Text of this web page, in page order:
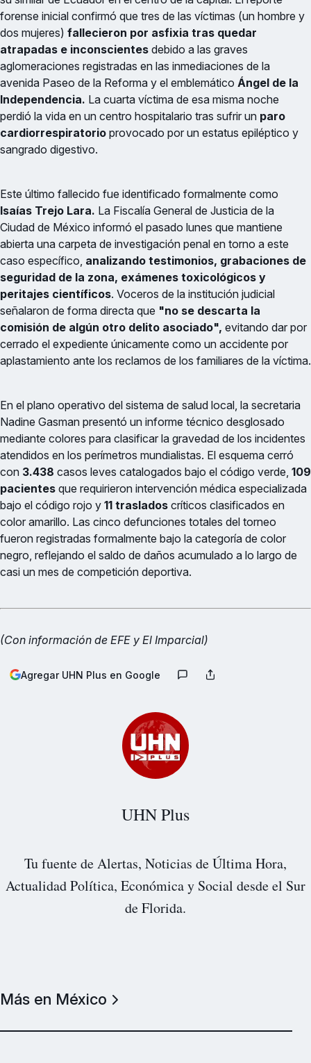
forense inicial confirmó que tres de las víctimas (un hombre y
dos mujeres) fallecieron por asfixia tras quedar
atrapadas e inconscientes debido a las graves
aglomeraciones registradas en las inmediaciones de la
avenida Paseo de la Reforma y el emblemático Ángel de la
Independencia. La cuarta víctima de esa misma noche
perdió la vida en un centro hospitalario tras sufrir un paro
cardiorrespiratorio provocado por un estatus epiléptico y
sangrado digestivo.
Este último fallecido fue identificado formalmente como
Isaías Trejo Lara. La Fiscalía General de Justicia de la
Ciudad de México informó el pasado lunes que mantiene
abierta una carpeta de investigación penal en torno a este
caso específico, analizando testimonios, grabaciones de
seguridad de la zona, exámenes toxicológicos y
peritajes científicos. Voceros de la institución judicial
señalaron de forma directa que "no se descarta la
comisión de algún otro delito asociado", evitando dar por
cerrado el expediente únicamente como un accidente por
aplastamiento ante los reclamos de los familiares de la víctima.
En el plano operativo del sistema de salud local, la secretaria
Nadine Gasman presentó un informe técnico desglosado
mediante colores para clasificar la gravedad de los incidentes
atendidos en los perímetros mundialistas. El esquema cerró
con 3.438 casos leves catalogados bajo el código verde, 109
pacientes que requirieron intervención médica especializada
bajo el código rojo y 11 traslados críticos clasificados en
color amarillo. Las cinco defunciones totales del torneo
fueron registradas formalmente bajo la categoría de color
negro, reflejando el saldo de daños acumulado a lo largo de
casi un mes de competición deportiva.
(Con información de EFE y El Imparcial)
Agregar UHN Plus en Google
UHN Plus
Tu fuente de Alertas, Noticias de Última Hora,
Actualidad Política, Económica y Social desde el Sur
de Florida.
Más en México